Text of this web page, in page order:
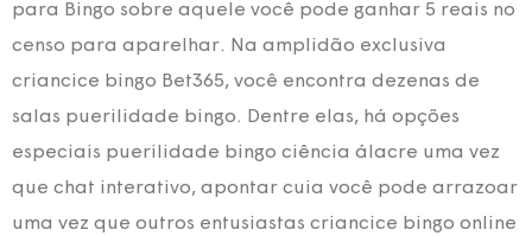
para Bingo sobre aquele você pode ganhar 5 reais no
censo para aparelhar. Na amplidão exclusiva
criancice bingo Bet365, você encontra dezenas de
salas puerilidade bingo. Dentre elas, há opções
especiais puerilidade bingo ciência álacre uma vez
que chat interativo, apontar cuia você pode arrazoar
uma vez que outros entusiastas criancice bingo online